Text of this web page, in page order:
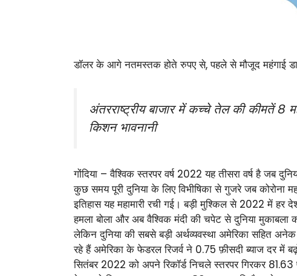
डॉलर के आगे नतमस्तक होते रुपए से, पहले से मौजूद महंगाई
अंतरराष्ट्रीय बाजार में कच्चे तेल की कीमतें 8
किशन भावनानी
गोंदिया – वैश्विक स्तरपर वर्ष 2022 यह तीसरा वर्ष है जब
कुछ समय पूरी दुनिया के लिए विभीषिका से गुजरे जब कोरोना
इतिहास यह महामारी रची गई। बड़ी मुश्किल से 2022 में हर
हमला बोला और अब वैश्विक मंदी की चपेट से दुनिया मुकाबला
लेकिन दुनिया की सबसे बड़ी अर्थव्यवस्था अमेरिका सहित
रहे हैं अमेरिका के फेडरल रिजर्व ने 0.75 फ़ीसदी ब्याज दर में
सितंबर 2022 को अपने रिकॉर्ड निचले स्तरपर गिरकर